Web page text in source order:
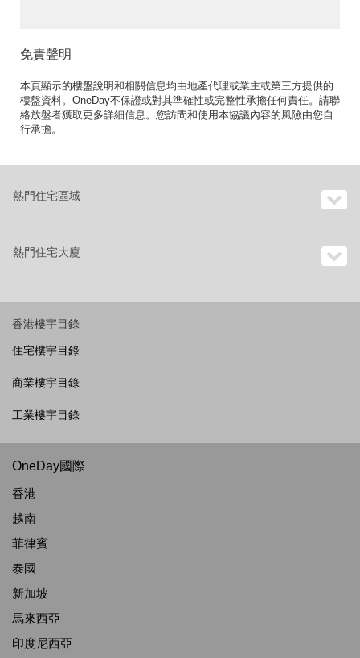
免責聲明
本頁顯示的樓盤說明和相關信息均由地產代理或業主或第三方提供的
樓盤資料。OneDay不保證或對其準確性或完整性承擔任何責任。請聯
絡放盤者獲取更多詳細信息。您訪問和使用本協議內容的風險由您自
行承擔。
熱門住宅區域
熱門住宅大廈
香港樓宇目錄
住宅樓宇目錄
商業樓宇目錄
工業樓宇目錄
OneDay國際
香港
越南
菲律賓
泰國
新加坡
馬來西亞
印度尼西亞